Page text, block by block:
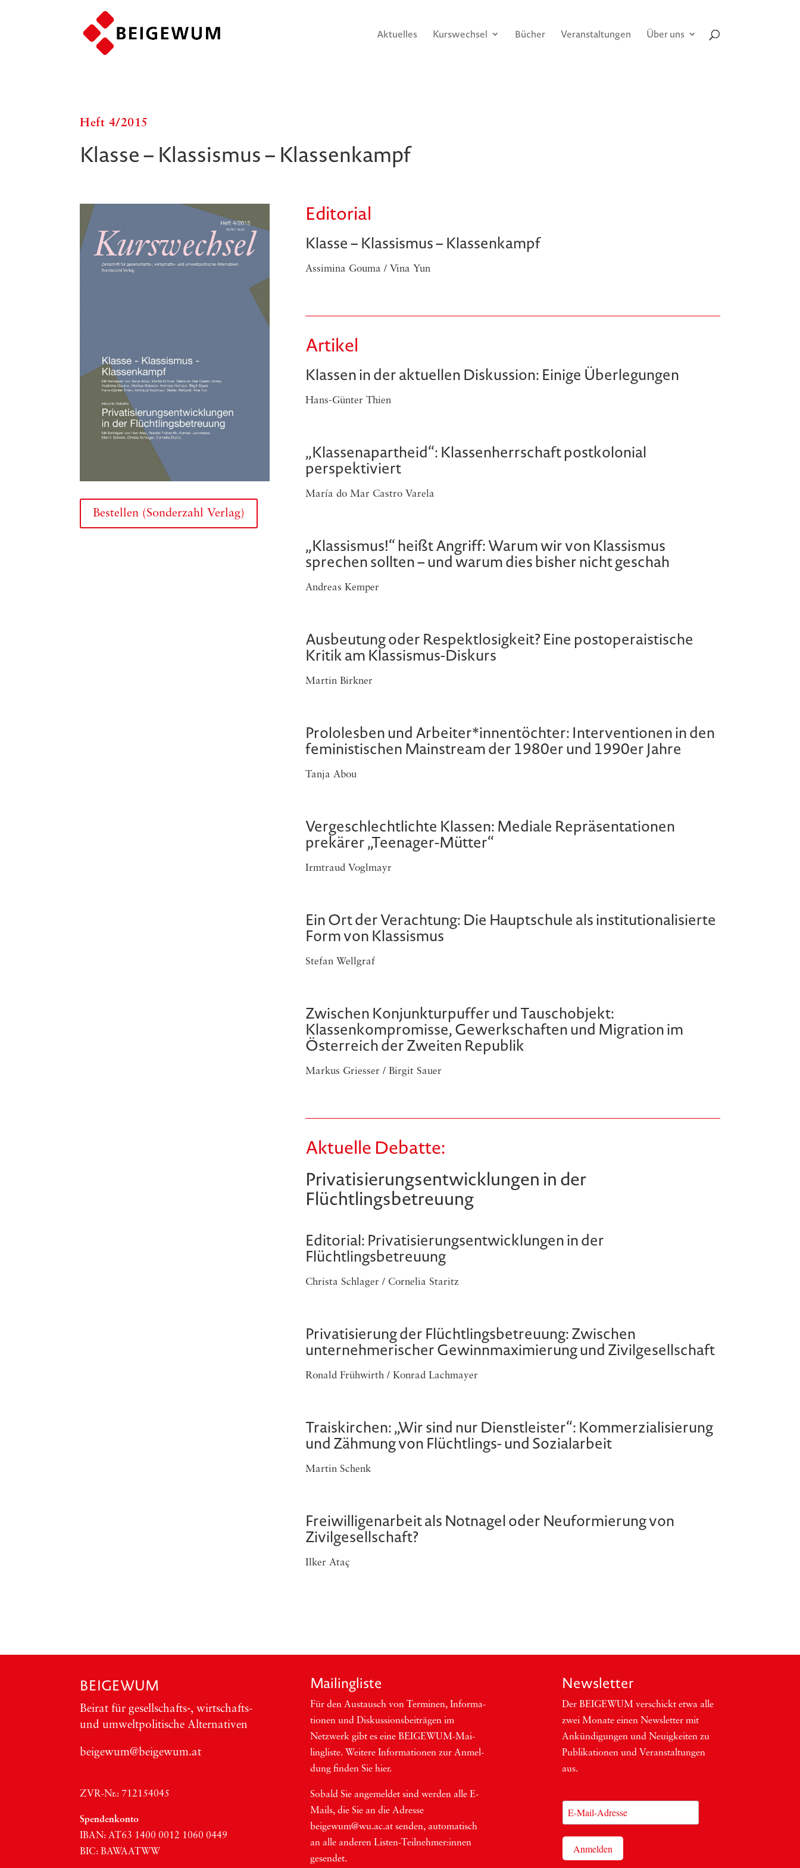
Aktuelles Kurswechsel Bücher Veranstaltungen Über uns
Heft 4/​​2015
Klasse – Klassismus – Klassenkampf
Bestellen (Sonderzahl Verlag)
Editorial
Klasse – Klassismus – Klassenkampf
Assimina Gouma / Vina Yun
Artikel
Klassen in der aktuellen Diskussion: Einige Überlegungen
Hans-Günter Thien
„Klassenapartheid“: Klassenherrschaft postkolonial
perspektiviert
María do Mar Castro Varela
„Klassismus!“ heißt Angriff: Warum wir von Klassismus
sprechen sollten – und warum dies bisher nicht geschah
Andreas Kemper
Ausbeutung oder Respektlosigkeit? Eine postoperaistische
Kritik am Klassismus-Diskurs
Martin Birkner
Prololesben und Arbeiter*innentöchter: Interventionen in den
feministischen Mainstream der 1980er und 1990er Jahre
Tanja Abou
Vergeschlechtlichte Klassen: Mediale Repräsentationen
prekärer „Teenager-Mütter“
Irmtraud Voglmayr
Ein Ort der Verachtung: Die Hauptschule als institutionalisierte
Form von Klassismus
Stefan Wellgraf
Zwischen Konjunkturpuffer und Tauschobjekt:
Klassenkompromisse, Gewerkschaften und Migration im
Österreich der Zweiten Republik
Markus Griesser / Birgit Sauer
Aktuelle Debatte:
Privatisierungsentwicklungen in der
Flüchtlingsbetreuung
Editorial: Privatisierungsentwicklungen in der
Flüchtlingsbetreuung
Christa Schlager / Cornelia Staritz
Privatisierung der Flüchtlingsbetreuung: Zwischen
unternehmerischer Gewinnmaximierung und Zivilgesellschaft
Ronald Frühwirth / Konrad Lachmayer
Traiskirchen: „Wir sind nur Dienstleister“: Kommerzialisierung
und Zähmung von Flüchtlings- und Sozialarbeit
Martin Schenk
Freiwilligenarbeit als Notnagel oder Neuformierung von
Zivilgesellschaft?
Ilker Ataç
BEIGEWUM
Bei­rat für gesellschafts‑, wirt­schafts-
und umwelt­po­li­ti­sche Alter­na­ti­ven
beigewum@beigewum.at
ZVR-Nr.: 712154045
Spen­den­kon­to
IBAN:AT63 1400 0012 1060 0449
BIC:BAWAATWW
Mai­ling­lis­te
Für den Aus­tausch von Ter­mi­nen, Infor­ma­
tio­nen und Dis­kus­si­ons­bei­trä­gen im
Netzwerk gibt es eine BEI­GEWUM-Mai­
ling­lis­te. Wei­te­re Infor­ma­tio­nen zur Anmel­
dung fin­den Sie hier.
Sobald Sie ange­mel­det sind wer­den alle E-
Mails, die Sie an die Adres­se
beigewum@wu.ac.at sen­den, auto­ma­tisch
an alle ande­ren Lis­ten-Teil­neh­me­r:in­nen
gesendet.
Newsletter
Der BEIGEWUM ver­schickt etwa alle
zwei Mona­te einen News­let­ter mit
Ankün­di­gun­gen und Neu­ig­kei­ten zu
Publi­ka­tio­nen und Ver­an­stal­tun­gen
aus.